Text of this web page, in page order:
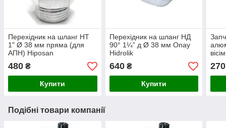
Перехідник на шланг НТ
1" Ø 38 мм пряма (для
АПН) Hiposan
480 ₴
Купити
Перехідник на шланг НД
90° 1¼” д Ø 38 мм Onay
Hidrolik
640₴
Купити
270
Подібні товари компанії